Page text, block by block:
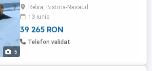
5
de frânare hidraulic, basculare hidraulic de
12 tone mai multe detalii la telefon:
Rebra, Bistrita-Nasaud
13 iunie
39 265 RON
Telefon validat